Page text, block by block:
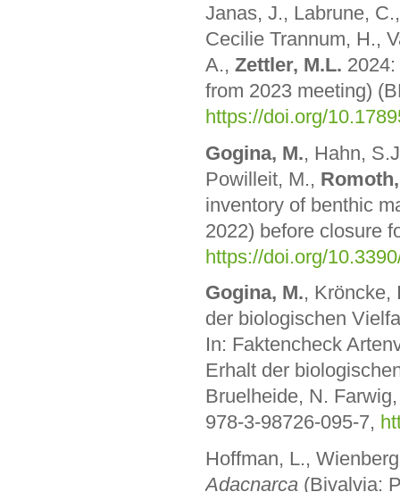
Janas, J., Labrune,
Cecilie Trannum, H.,
A., Zettler, M.L.
from 2023 meeting)
https://doi.org/
Gogina, M., Hahn,
Powilleit, M.,
inventory of benthic
2022) before closure
https://doi.org/
Gogina, M., Kröncke,
der biologischen
In: Faktencheck
Erhalt der
Bruelheide, N.
978-3-98726-095-7,
Hoffman, L.,
Adacnarca (Bivalvia: